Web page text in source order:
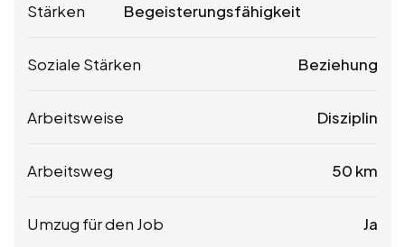
Stärken
Begeisterungsfähigkeit
Soziale Stärken Beziehung
Arbeitsweise Disziplin
Arbeitsweg 50 km
Umzug für den Job Ja